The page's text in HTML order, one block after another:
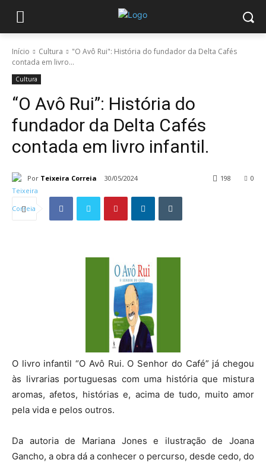
Início Cultura
"O Avô Rui": História do fundador da Delta Cafés
contada em livro...
Cultura
“O Avô Rui”: História do
fundador da Delta Cafés
contada em livro infantil.
Por Teixeira Correia 30/05/2024 0
198
O livro infantil “O Avô Rui. O Senhor do Café” já chegou
às livrarias portuguesas com uma história que mistura
aromas, afetos, histórias e, acima de tudo, muito amor
pela vida e pelos outros.
Da autoria de Mariana Jones e ilustração de Joana
Gancho, a obra dá a conhecer o percurso, desde cedo, do